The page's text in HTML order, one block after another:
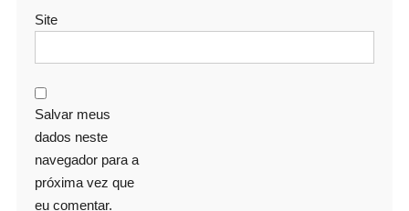
Site
Salvar meus
dados neste
navegador para a
próxima vez que
eu comentar.